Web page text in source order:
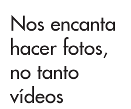
Nos encanta
hacer fotos,
no tanto
vídeos